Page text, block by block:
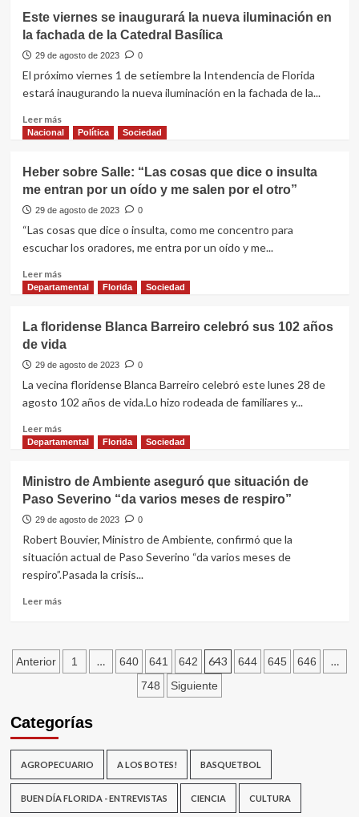
lo
que
de
gobierno
de
salud
y
medioambiente
reunión
Junta
Drogas
Este viernes se inaugurará la nueva iluminación en
la fachada de la Catedral Basílica
29 de agosto de 2023 0
El próximo viernes 1 de setiembre la Intendencia de Florida
estará inaugurando la nueva iluminación en la fachada de la...
Leer másLeer
más
viernes
se
inaugurará
nueva
iluminación
la
la
Catedral
Basílica
Nacional Política Sociedad
Heber sobre Salle: “Las cosas que dice o insulta
me entran por un oído y me salen por el otro”
29 de agosto de 2023 0
“Las cosas que dice o insulta, como me concentro para
escuchar los oradores, me entra por un oído y me...
Leer másLeer
más
sobre
Salle:
“Las
cosas
dice
insulta
por
un
oído
me
salen
por
otro”
Departamental Florida Sociedad
La floridense Blanca Barreiro celebró sus 102 años
de vida
29 de agosto de 2023 0
La vecina floridense Blanca Barreiro celebró este lunes 28 de
agosto 102 años de vida.Lo hizo rodeada de familiares y...
Leer másLeer
más
floridense
Blanca
Barreiro
celebró
102
años
Departamental Florida Sociedad
Ministro de Ambiente aseguró que situación de
Paso Severino “da varios meses de respiro”
29 de agosto de 2023 0
Robert Bouvier, Ministro de Ambiente, confirmó que la
situación actual de Paso Severino “da varios meses de
respiro”.Pasada la crisis...
Leer másLeer
Ambiente
situación
Paso
Severino
“da
varios
meses
Paginación
entradas
Anterior 1 … 640 641 642 643 644 645 646 …
748 Siguiente
Categorías
AGROPECUARIO A LOS BOTES! BASQUETBOL
BUEN DÍA FLORIDA - ENTREVISTAS CIENCIA CULTURA